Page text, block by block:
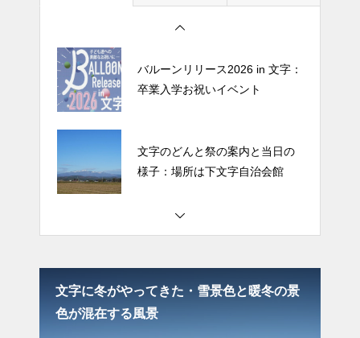
里 四季」は暮らしに触れる民泊
バルーンリリース2026 in 文字：
卒業入学お祝いイベント
文字のどんと祭の案内と当日の
様子：場所は下文字自治会館
栗原市で田舎体験｜「民泊 藍の
バルーンリリース2026 in 文字：
文字に冬がやってきた・雪景色と暖冬の景
色が混在する風景